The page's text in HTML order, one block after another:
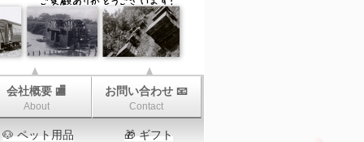
会社概要 🏬
About
お問い合わせ 📧
Contact